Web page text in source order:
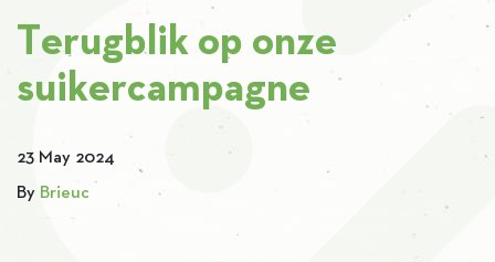
Terugblik op onze
suikercampagne
23 May 2024
By Brieuc